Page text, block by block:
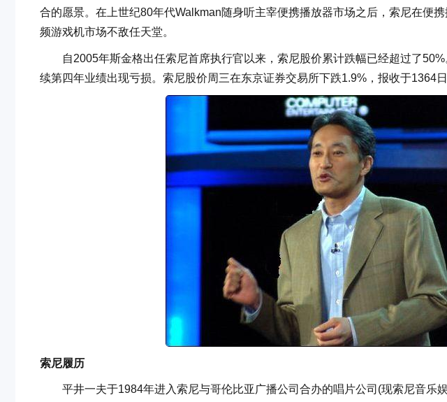
合的愿景。在上世纪80年代Walkman随身听主宰便携播放器市场之后，索尼在便
频游戏机市场不敌任天堂。
自2005年斯金格出任索尼首席执行官以来，索尼股价累计跌幅已经超过了50%
续第四年业绩出现亏损。索尼股价周三在东京证券交易所下跌1.9%，报收于1364日
索尼履历
平井一夫于1984年进入索尼与哥伦比亚广播公司合办的唱片公司(现索尼音乐